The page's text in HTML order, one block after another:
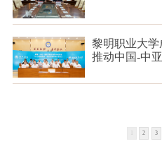
黎明职业大
推动中国-中
2 3